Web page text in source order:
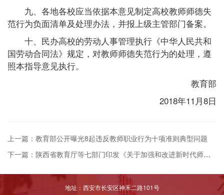
九、各地各校应当依据本意见制定高校教师师德失
范行为负面清单及处理办法，并报上级主管部门备案。
十、民办高校的劳动人事管理执行《中华人民共和
国劳动合同法》规定，对教师师德失范行为的处理，遵
照本指导意见执行。
教育部
2018年11月8日
上一篇：教育部公开曝光8起违反教师职业行为十项准则典型问题
下一篇：陕西省教育厅等七部门印发《关于加强和改进新时代师德师风建设的实施意见》的通知
地址：西安市长安区神禾二路101号